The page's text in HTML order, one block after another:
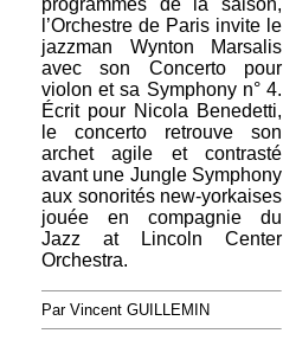
programmes de la saison,
l’Orchestre de Paris invite le
jazzman Wynton Marsalis
avec son Concerto pour
violon et sa Symphony n° 4.
Écrit pour Nicola Benedetti,
le concerto retrouve son
archet agile et contrasté
avant une Jungle Symphony
aux sonorités new-yorkaises
jouée en compagnie du
Jazz at Lincoln Center
Orchestra.
Par Vincent GUILLEMIN